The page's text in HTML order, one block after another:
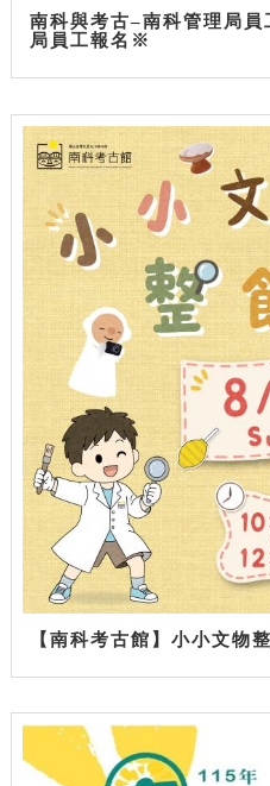
南科與考古–南科管理局
局員工報名※
【南科考古館】小小文物